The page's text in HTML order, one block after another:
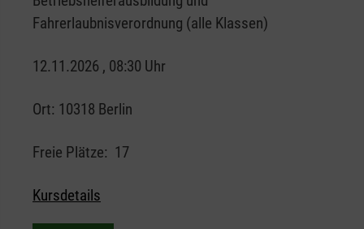
Fahrerlaubnisverordnung (alle Klassen)
12.11.2026 , 08:30 Uhr
Ort: 10318 Berlin
Freie Plätze: 17
Kursdetails